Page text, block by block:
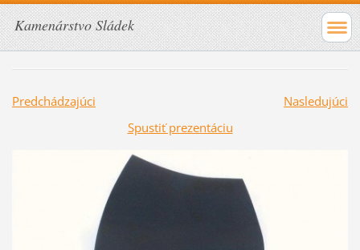
Kamenárstvo Sládek
Predchádzajúci
Nasledujúci
Spustiť prezentáciu